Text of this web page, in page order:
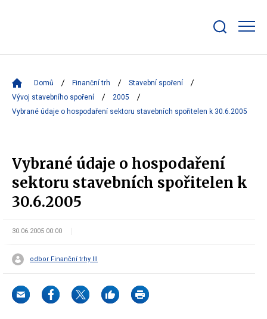
bar
Domů Finanční trh
Stavební spoření
Vývoj stavebního spoření
2005
Vybrané údaje o hospodaření sektoru stavebních spořitelen k 30.6.2005
Vybrané údaje o hospodaření
sektoru stavebních spořitelen k
30.6.2005
30.06.2005 00:00
odbor Finanční trhy III